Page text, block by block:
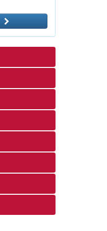
realizam
ao
repositório
digitais